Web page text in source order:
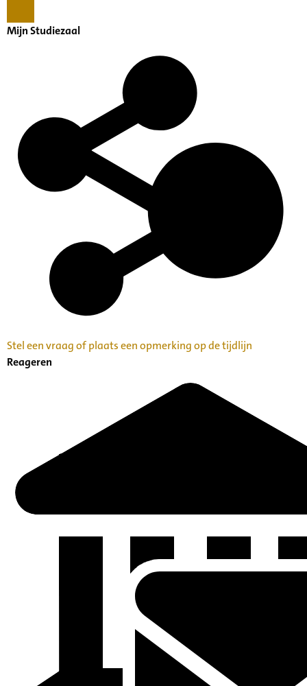
Mijn Studiezaal
Stel een vraag of plaats een opmerking op de tijdlijn
Reageren